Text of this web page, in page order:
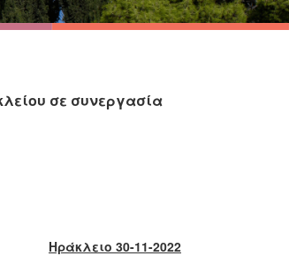
σε συνεργασία
Ηράκλειο 30-11-2022